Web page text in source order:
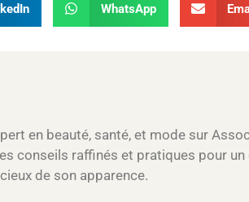
WhatsApp
en beauté, santé, et mode sur
conseils raffinés et pratiques pour
de son apparence.